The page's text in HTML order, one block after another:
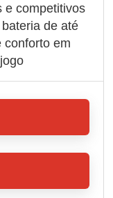
e competitivos
de até
conforto em